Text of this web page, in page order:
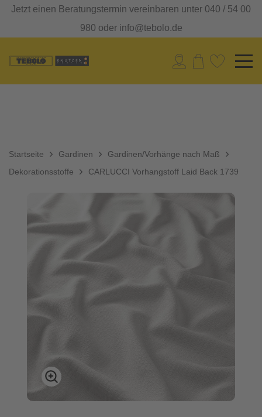
Jetzt einen Beratungstermin vereinbaren unter 040 / 54 00
980 oder info@tebolo.de
Startseite Gardinen
Gardinen/Vorhänge nach Maß
Dekorationsstoffe
CARLUCCI Vorhangstoff Laid Back 1739